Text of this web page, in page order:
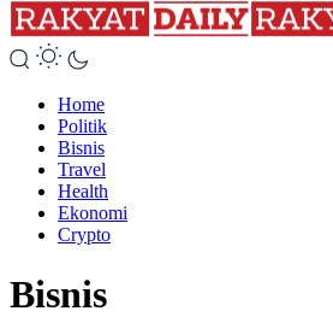
Home
Politik
Bisnis
Travel
Health
Ekonomi
Crypto
Bisnis